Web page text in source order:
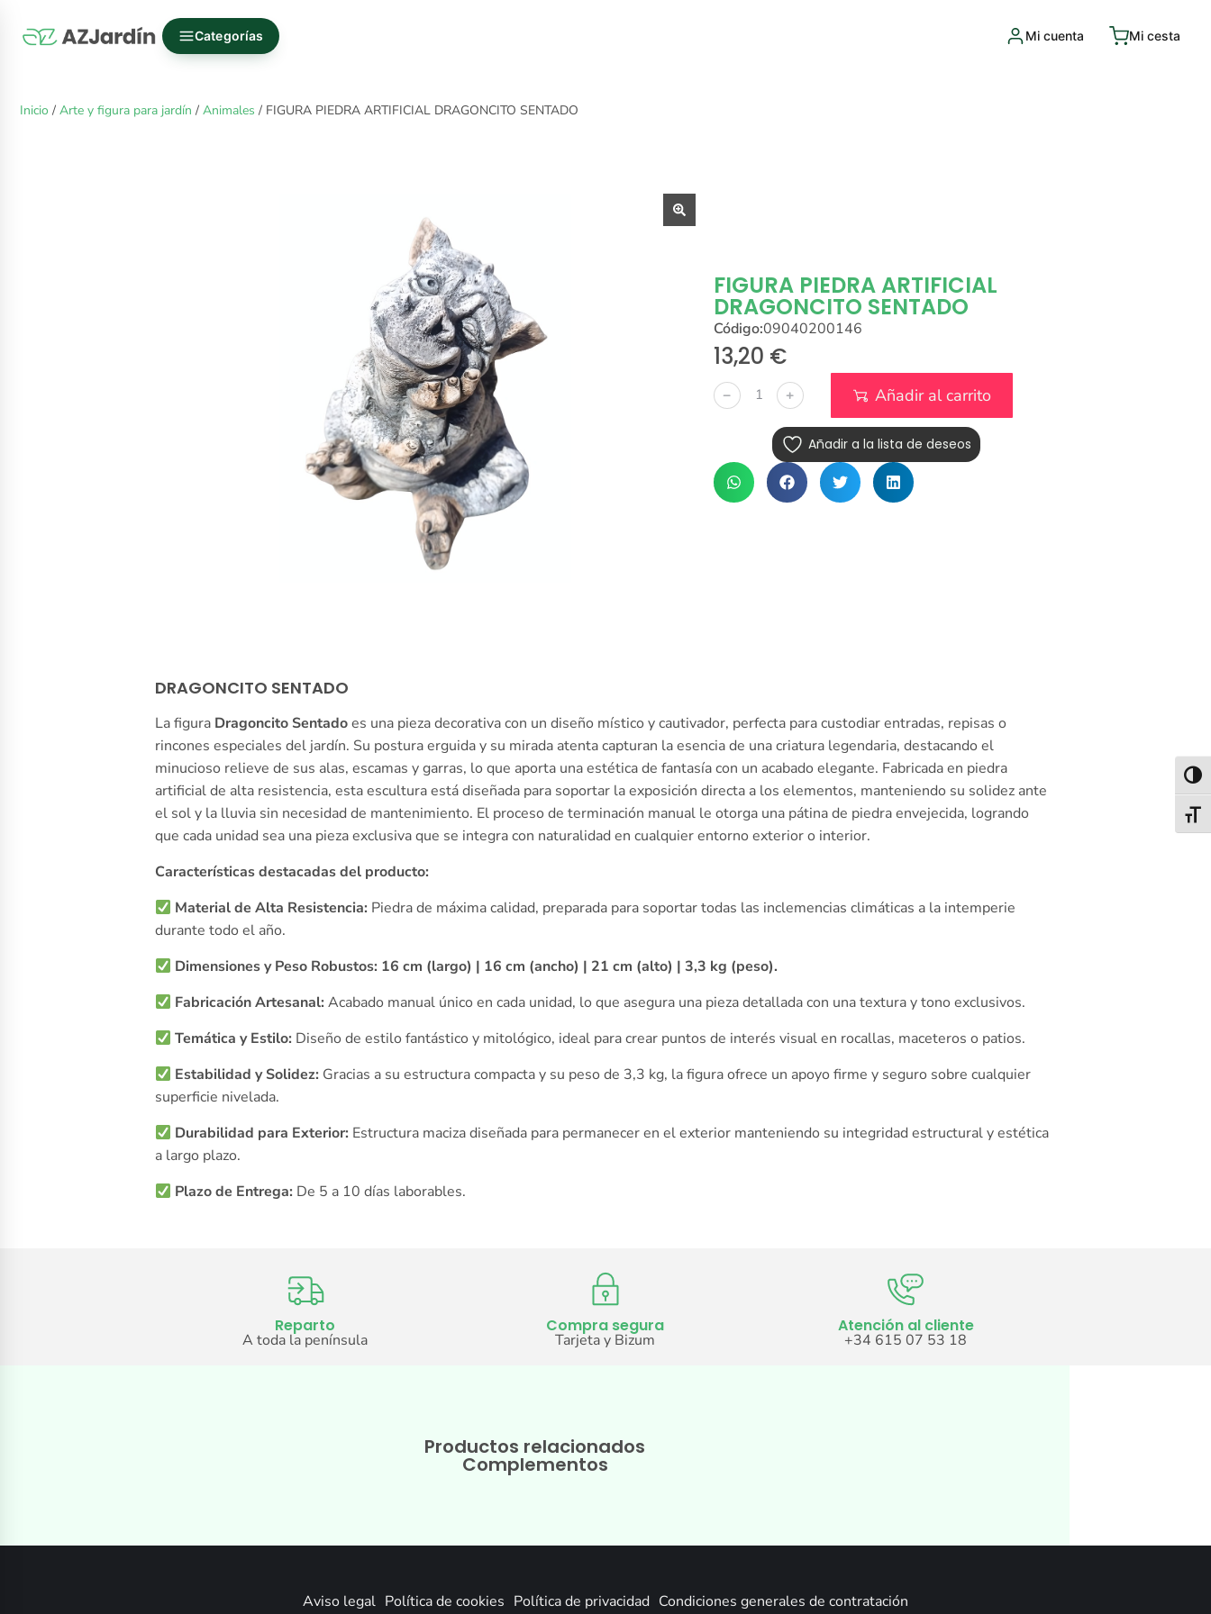
Categorías Mi cuenta Mi cesta
Inicio / Arte y figura para jardín / Animales / FIGURA PIEDRA ARTIFICIAL DRAGONCITO SENTADO
FIGURA PIEDRA ARTIFICIAL
DRAGONCITO SENTADO
Código:09040200146
13,20 €
﹣ ﹢ Añadir al carrito
Añadir a la lista de deseos
DRAGONCITO SENTADO
La figura Dragoncito Sentadoes una pieza decorativa con un diseño místico y cautivador, perfecta para custodiar entradas, repisas o
rincones especiales del jardín. Su postura erguida y su mirada atenta capturan la esencia de una criatura legendaria, destacando el
minucioso relieve de sus alas, escamas y garras, lo que aporta una estética de fantasía con un acabado elegante. Fabricada en piedra
artificial de alta resistencia, esta escultura está diseñada para soportar la exposición directa a los elementos, manteniendo su solidez ante
el sol y la lluvia sin necesidad de mantenimiento. El proceso de terminación manual le otorga una pátina de piedra envejecida, logrando
que cada unidad sea una pieza exclusiva que se integra con naturalidad en cualquier entorno exterior o interior.
Características destacadas del producto:
Material de Alta Resistencia: Piedra de máxima calidad, preparada para soportar todas las inclemencias climáticas a la intemperie
durante todo el año.
Dimensiones y Peso Robustos: 16 cm (largo) | 16 cm (ancho) | 21 cm (alto) | 3,3 kg (peso).
Fabricación Artesanal: Acabado manual único en cada unidad, lo que asegura una pieza detallada con una textura y tono exclusivos.
Temática y Estilo: Diseño de estilo fantástico y mitológico, ideal para crear puntos de interés visual en rocallas, maceteros o patios.
Estabilidad y Solidez: Gracias a su estructura compacta y su peso de 3,3 kg, la figura ofrece un apoyo firme y seguro sobre cualquier
superficie nivelada.
Durabilidad para Exterior: Estructura maciza diseñada para permanecer en el exterior manteniendo su integridad estructural y estética
a largo plazo.
Plazo de Entrega: De 5 a 10 días laborables.
Reparto
A toda la península
Compra segura
Tarjeta y Bizum
Atención al cliente
+34 615 07 53 18
Productos relacionados
Complementos
Aviso legal Política de cookies Política de privacidad Condiciones generales de contratación